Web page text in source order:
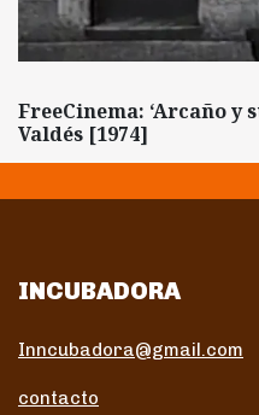
FreeCinema: ‘Arcaño y
Valdés [1974]
INCUBADORA
Inncubadora@gmail.com
contacto